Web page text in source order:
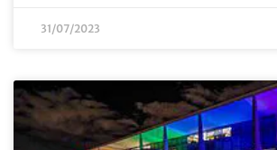
31/07/2023